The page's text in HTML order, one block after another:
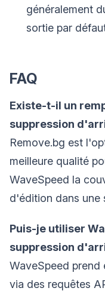
généralement
sortie par
FAQ
Existe-t-il un
suppression
Remove.bg est
meilleure qualité
WaveSpeed la
d'édition dans une
Puis-je utiliser
suppression
WaveSpeed prend
via des requêtes